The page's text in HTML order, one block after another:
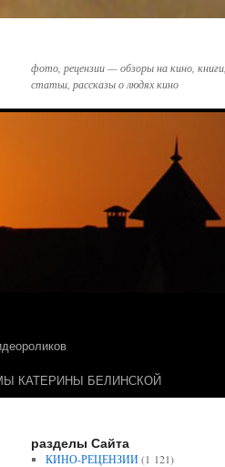
фото, рецензии — обзоры на кино, книги,
статьи, рассказы о людях кино
КАТЕРИНЫ БЕЛИНСКОЙ
разделы Сайта
КИНО-РЕЦЕНЗИИ(1 121)